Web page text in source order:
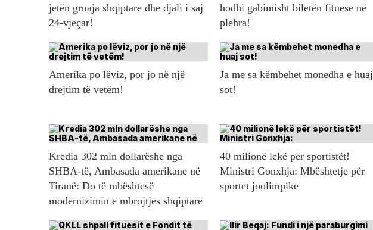
jetën gruaja shqiptare dhe djali i saj
24-vjeçar!
hodhi gabimisht biletën fituese në
plehra!
Amerika po lëviz, por jo në një
drejtim të vetëm!
Ja me sa këmbehet monedha e huaj
sot!
Kredia 302 mln dollarëshe nga
SHBA-të, Ambasada amerikane në
Tiranë: Do të mbështesë
modernizimin e mbrojtjes shqiptare
40 milionë lekë për sportistët!
Ministri Gonxhja: Mbështetje për
sportet joolimpike